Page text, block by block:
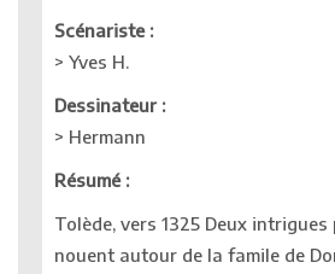
Scénariste :
> Yves H.
Dessinateur :
> Hermann
Résumé :
Tolède, vers 1325 Deux
nouent autour de la famile de